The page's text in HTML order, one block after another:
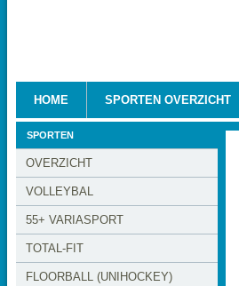
HOME SPORTEN OVERZICHT
SPORTEN
OVERZICHT
VOLLEYBAL
55+ VARIASPORT
TOTAL-FIT
FLOORBALL (UNIHOCKEY)